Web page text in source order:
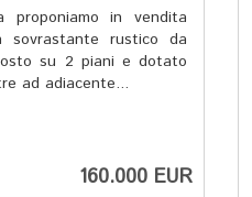
proponiamo in vendita
rustico da
su 2 piani e dotato
ad adiacente...
160.000 EUR